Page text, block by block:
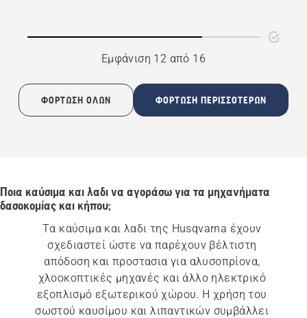
Εμφάνιση 12 από 16
ΦΌΡΤΩΣΗ ΌΛΩΝ ΦΌΡΤΩΣΗ ΠΕΡΙΣΣΌΤΕΡΩΝ
Ποια καύσιμα και λαδι να αγοράσω για τα μηχανήματα
δασοκομίας και κήπου;
Τα καύσιμα και λαδι της Husqvarna έχουν
σχεδιαστεί ώστε να παρέχουν βέλτιστη
απόδοση και προστασια για αλυσοπρίονα,
χλοοκοπτικές μηχανές και άλλο ηλεκτρικό
εξοπλισμό εξωτερικού χώρου. Η χρήση του
σωστού καυσίμου και λιπαντικών συμβάλλει